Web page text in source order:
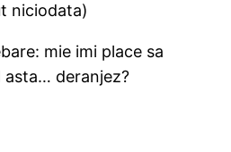
niciodata)
mie imi place sa
asta… deranjez?